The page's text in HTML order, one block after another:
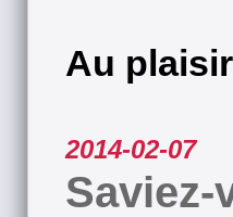
Au
2014-02-07
Saviez-